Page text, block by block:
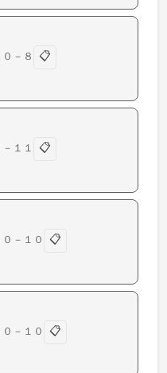
－８
📋
１１
📋
－１０
📋
－１０
📋